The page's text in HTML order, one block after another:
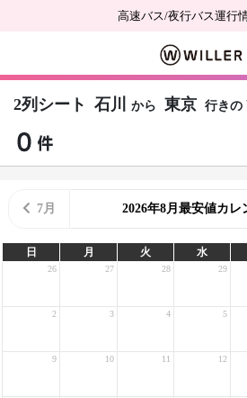
高速バス/夜行バス運行
2列シート 石川 から 東京 行きの
7月 2026年8月最安値カレ
日 月 火 水
26 27 28 29
2 3 4 5
9 10 11 12